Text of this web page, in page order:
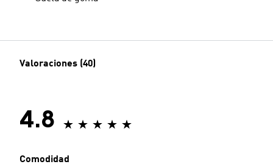
Valoraciones (40)
4.8
Comodidad